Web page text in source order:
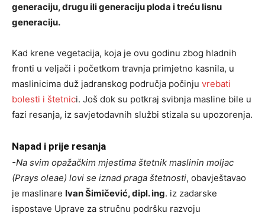
generaciju, drugu ili generaciju ploda i treću lisnu
generaciju.
Kad krene vegetacija, koja je ovu godinu zbog hladnih
fronti u veljači i početkom travnja primjetno kasnila, u
maslinicima duž jadranskog područja počinju vrebati
bolesti i štetnici. Još dok su potkraj svibnja masline bile u
fazi resanja, iz savjetodavnih službi stizala su upozorenja.
Napad i prije resanja
-Na svim opažačkim mjestima štetnik maslinin moljac
(Prays oleae) lovi se iznad praga štetnosti, obavještavao
je maslinare Ivan Šimičević, dipl. ing. iz zadarske
ispostave Uprave za stručnu podršku razvoju